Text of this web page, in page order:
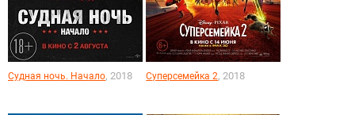
Судная ночь. Начало, 2018 Суперсемейка 2, 2018